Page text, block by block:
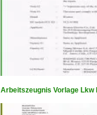
Arbeitszeugnis Vorlage Lkw